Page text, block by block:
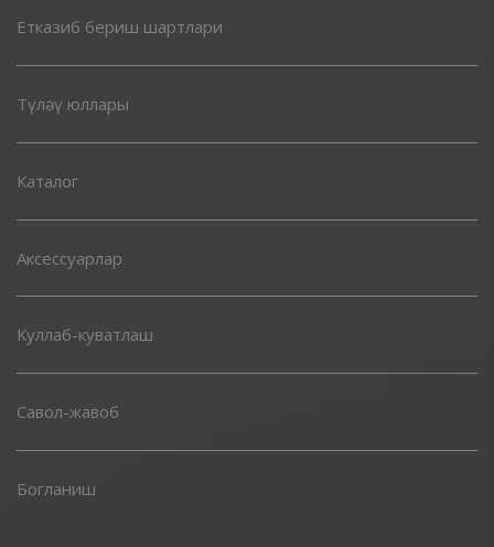
Етказиб бериш шартлари
Түләү юллары
Каталог
Аксессуарлар
Куллаб-куватлаш
Савол-жавоб
Богланиш